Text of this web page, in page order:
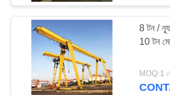
কারখানা
নিয়ন্ত্রণ
ইউরোপীয়
8 টন /
10 টন
MOQ:1